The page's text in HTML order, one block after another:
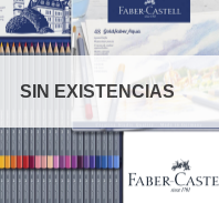
Añadir
a la
lista de
deseos
SIN EXISTENCIAS